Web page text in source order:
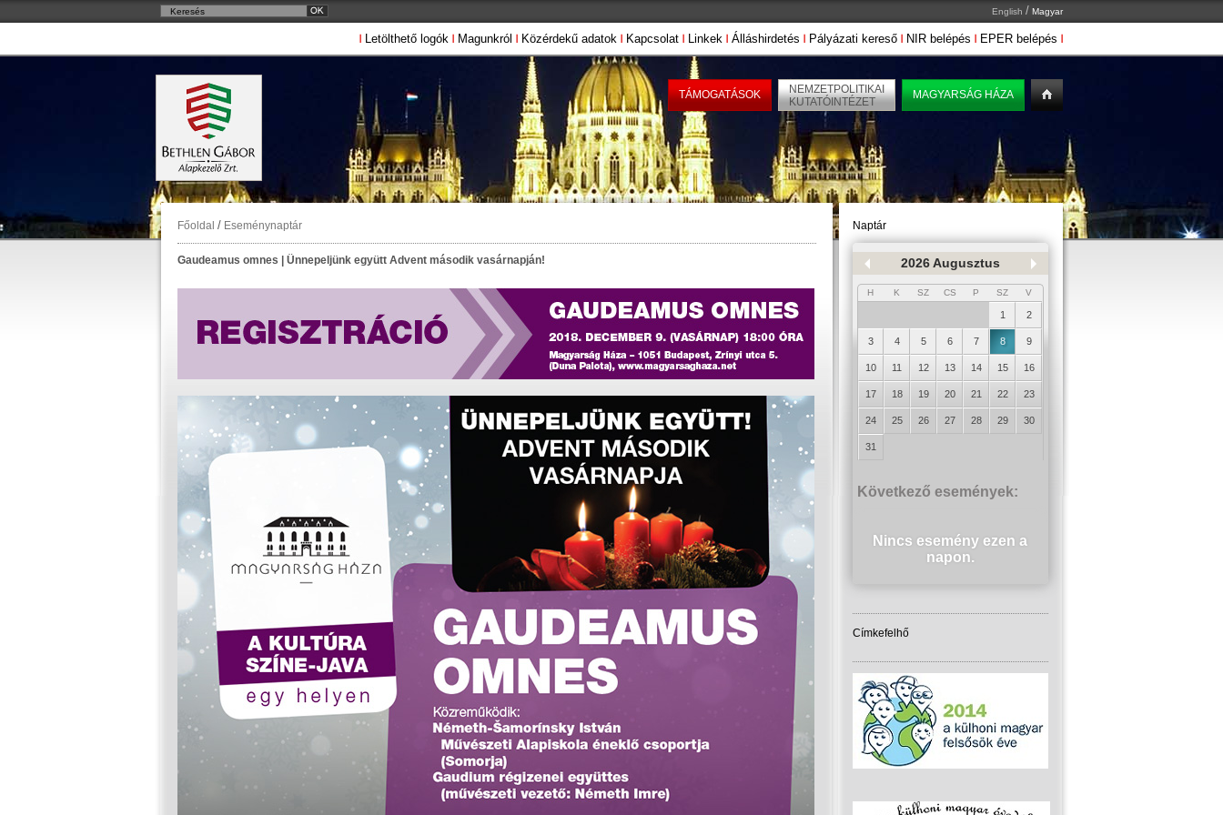
English / Magyar
Letölthető logók Magunkról Közérdekű adatok Kapcsolat Linkek Álláshirdetés Pályázati kereső NIR belépés EPER belépés
TÁMOGATÁSOK
NEMZETPOLITIKAI
KUTATÓINTÉZET
MAGYARSÁG HÁZA
Főoldal / Eseménynaptár
Gaudeamus omnes | Ünnepeljünk együtt Advent második vasárnapján!
Naptár
2026 Augusztus
H K SZ CS P SZ V
1 2
3 4 5 6 7 8 9
10 11 12 13 14 15 16
17 18 19 20 21 22 23
24 25 26 27 28 29 30
31
Következő események:
Nincs esemény ezen a
napon.
Címkefelhő